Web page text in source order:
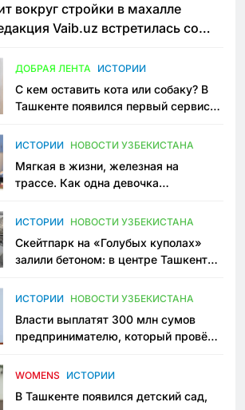
вокруг стройки в махалле
Vaib.uz встретилась со
ДОБРАЯ ЛЕНТА ИСТОРИИ
С кем оставить кота или собаку? В
Ташкенте появился первый сервис
ИСТОРИИ НОВОСТИ УЗБЕКИСТАНА
Мягкая в жизни, железная на
трассе. Как одна девочка
Узбекистане
ИСТОРИИ НОВОСТИ УЗБЕКИСТАНА
Скейтпарк на «Голубых куполах»
залили бетоном: в центре Ташкента
пространство
ИСТОРИИ НОВОСТИ УЗБЕКИСТАНА
Власти выплатят 300 млн сумов
предпринимателю, который провёл
приговору
WOMENS ИСТОРИИ
В Ташкенте появился детский сад,